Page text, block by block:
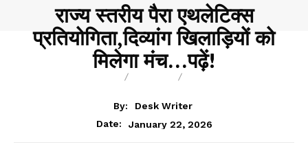
राज्य स्तरीय पैरा एथलेटिक्स
प्रतियोगिता,दिव्यांग खिलाड़ियों को
मिलेगा मंच…पढ़ें!
By:
Desk Writer
Date:
January 22, 2026